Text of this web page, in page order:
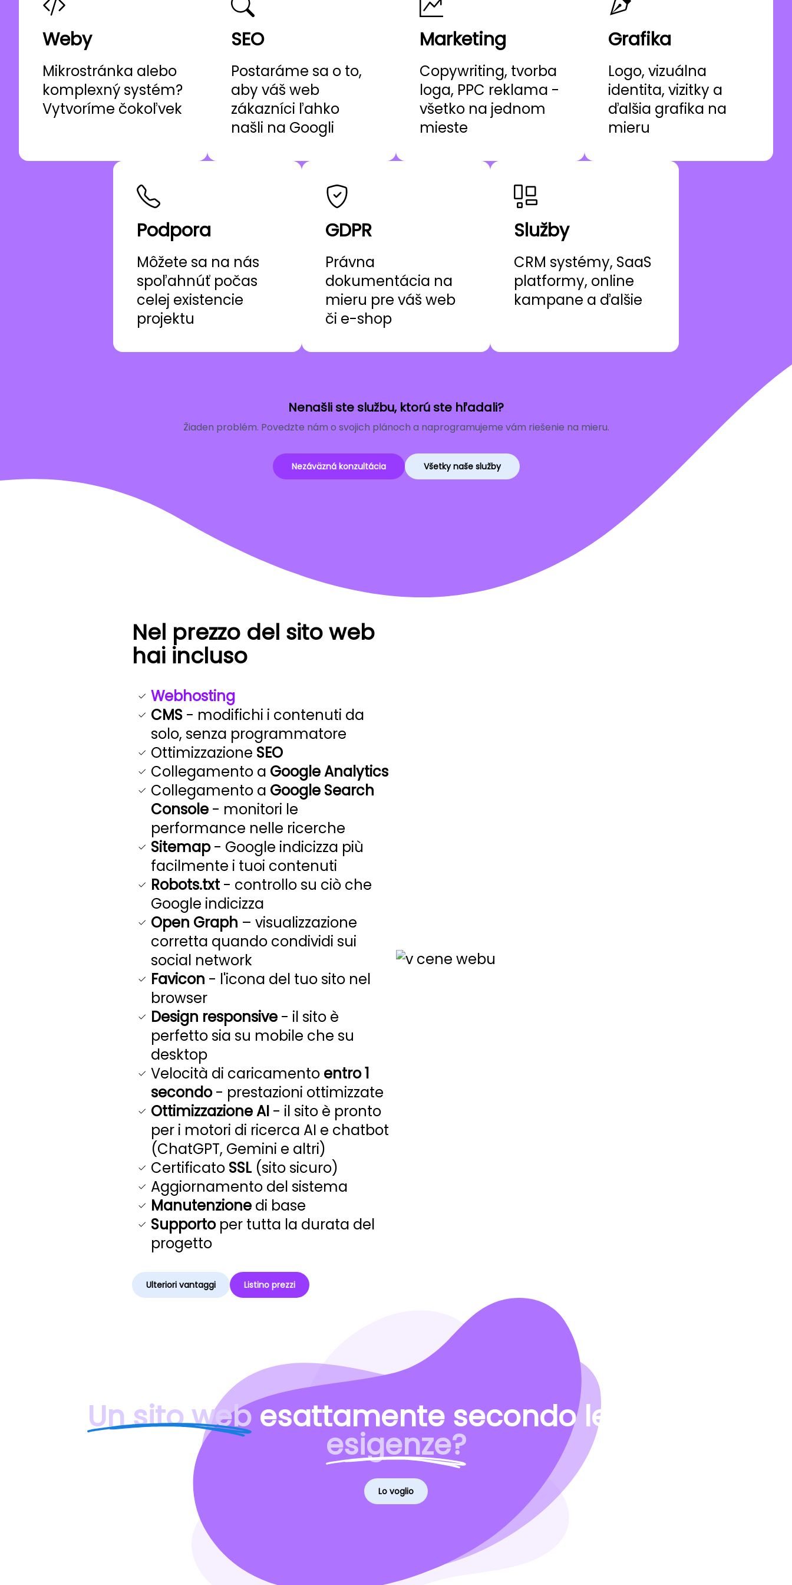
Weby
Mikrostránka alebo
komplexný systém?
Vytvoríme čokoľvek
SEO
Postaráme sa o to,
aby váš web
zákazníci ľahko
našli na Googli
Marketing
Copywriting, tvorba
loga, PPC reklama -
všetko na jednom
mieste
Grafika
Logo, vizuálna
identita, vizitky a
ďalšia grafika na
mieru
Podpora
Môžete sa na nás
spoľahnúť počas
celej existencie
projektu
GDPR
Právna
dokumentácia na
mieru pre váš web
či e-shop
Služby
CRM systémy, SaaS
platformy, online
kampane a ďalšie
Nenašli ste službu, ktorú ste hľadali?
Žiaden problém. Povedzte nám o svojich plánoch a naprogramujeme vám riešenie na mieru.
Nezáväzná konzultácia Všetky naše služby
Nel prezzo del sito web
hai incluso
Webhosting
CMS - modifichi i contenuti da
solo, senza programmatore
Ottimizzazione SEO
Collegamento a Google Analytics
Collegamento a Google Search
Console - monitori le
performance nelle ricerche
Sitemap- Google indicizza più
facilmente i tuoi contenuti
Robots.txt - controllo su ciò che
Google indicizza
Open Graph – visualizzazione
corretta quando condividi sui
social network
Favicon - l'icona del tuo sito nel
browser
Design responsive - il sito è
perfetto sia su mobile che su
desktop
Velocità di caricamento entro 1
secondo- prestazioni ottimizzate
Ottimizzazione AI - il sito è pronto
per i motori di ricerca AI e chatbot
(ChatGPT, Gemini e altri)
Certificato SSL (sito sicuro)
Aggiornamento del sistema
Manutenzione di base
Supportoper tutta la durata del
progetto
Ulteriori vantaggi Listino prezzi
Un sito web esattamente secondo le vostre
esigenze?
Lo voglio